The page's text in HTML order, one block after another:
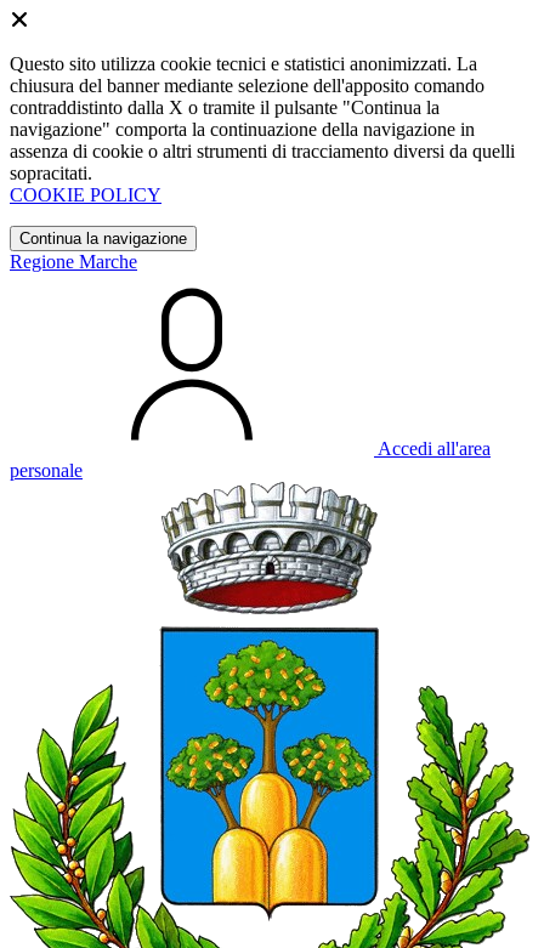
Questo sito utilizza cookie tecnici e statistici anonimizzati. La
chiusura del banner mediante selezione dell'apposito comando
contraddistinto dalla X o tramite il pulsante "Continua la
navigazione" comporta la continuazione della navigazione in
assenza di cookie o altri strumenti di tracciamento diversi da quelli
sopracitati.
COOKIE POLICY
Continua la navigazione
Regione Marche
Accedi all'area
personale